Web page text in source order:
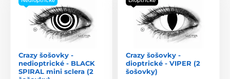
Crazy šošovky -
nedioptrické - BLACK
SPIRAL mini sclera (2
Crazy šošovky -
dioptrické - VIPER (2
šošovky)